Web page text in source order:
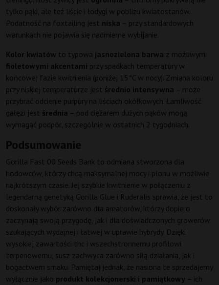
tylko pąki, ale też liście i łodygi w pobliżu kwiatostanów.
Podatność na foxtailing jest niska – przy standardowych
warunkach nie pojawia się nadmierne wybijanie.
Kolor kwiatów to typowa jasnozielona barwa z możliwymi
fioletowymi akcentami przy spadkach temperatury w
końcowej fazie kwitnienia (poniżej 15°C w nocy). Zmiana koloru
przy niskiej temperaturze jest średnio intensywna – może
przybrać odcienie purpury na liściach okółkowych. Łamliwość
gałęzi jest średnia – pod ciężarem dużych pąków mogą
wymagać podpór, szczególnie w ostatnich 2 tygodniach.
Podsumowanie
Gorilla Fast 00 Seeds Bank to odmiana stworzona dla
hodowców, którzy chcą maksymalnej mocy i plonu w możliwie
najkrótszym czasie. Jej szybkie kwitnienie w połączeniu z
legendarną genetyką Gorilla Glue i Ruderalis sprawia, że jest to
doskonały wybór zarówno dla amatorów, którzy dopiero
zaczynają swoją przygodę, jak i dla doświadczonych growerów
szukających wydajnej i łatwej w uprawie hybrydy. Dzięki
wysokiej zawartości thc i wszechstronnemu profilowi
terpenowemu, susz zachwyca zarówno siłą działania, jak i
bogactwem smaku. Pamiętaj jednak, że nasiona te sprzedajemy
wyłącznie jako produkt kolekcjonerski i pamiątkowy – ich